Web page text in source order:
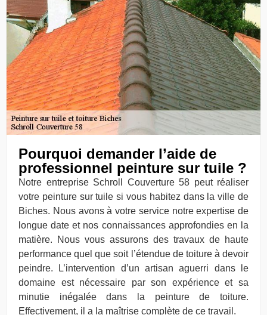
Pourquoi demander l’aide de
professionnel peinture sur tuile ?
Notre entreprise Schroll Couverture 58 peut réaliser
votre peinture sur tuile si vous habitez dans la ville de
Biches. Nous avons à votre service notre expertise de
longue date et nos connaissances approfondies en la
matière. Nous vous assurons des travaux de haute
performance quel que soit l’étendue de toiture à devoir
peindre. L’intervention d’un artisan aguerri dans le
domaine est nécessaire par son expérience et sa
minutie inégalée dans la peinture de toiture.
Effectivement, il a la maîtrise complète de ce travail.